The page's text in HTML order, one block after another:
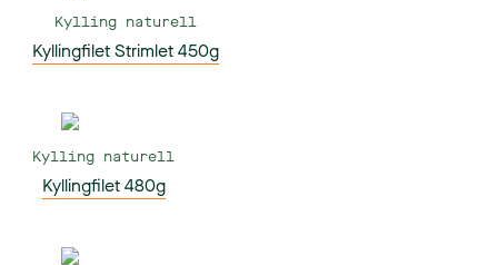
Kylling naturell
Kyllingfilet Strimlet 450g
Kylling naturell
Kyllingfilet 480g